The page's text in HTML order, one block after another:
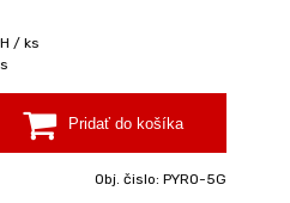
/ ks
Obj. čislo: PYRO-5G